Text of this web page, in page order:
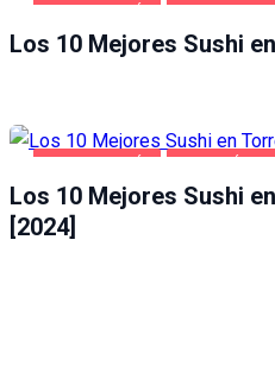
GASTRONOMÍA
Los 10 Mejores Sushi
GASTRONOMÍA TORREJÓN
Los 10 Mejores Sushi
[2024]